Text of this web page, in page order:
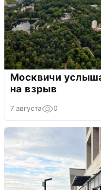
Москвичи
на взрыв
7 августа 0